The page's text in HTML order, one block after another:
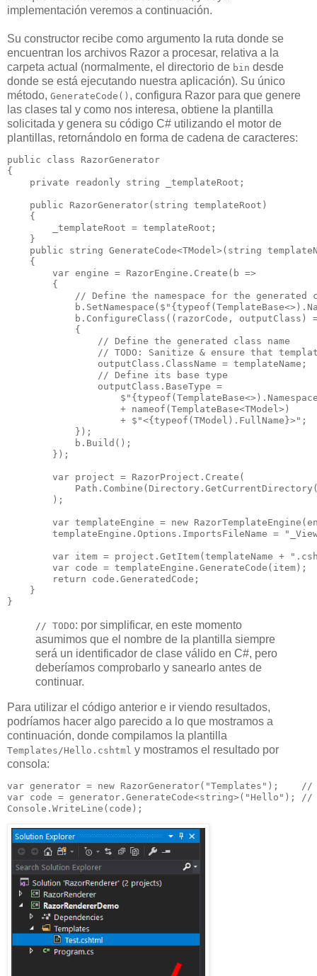
implementación veremos a continuación.
Su constructor recibe como argumento la ruta donde se
encuentran los archivos Razor a procesar, relativa a la
carpeta actual (normalmente, el directorio de bin desde
donde se está ejecutando nuestra aplicación). Su único
método, GenerateCode() , configura Razor para que genere
las clases tal y como nos interesa, obtiene la plantilla
solicitada y genera su código C# utilizando el motor de
plantillas, retornándolo en forma de cadena de caracteres:
public class RazorGenerator
{
private
readonly string _templateRoot;
public RazorGenerator( string templateRoot)
    {
        _templateRoot = templateRoot;
    }
public
string GenerateCode<TModel>( string
    {
var engine = RazorEngine.Create(b =>
        {
// Define the namespace for the generated
            b.SetNamespace($
b.ConfigureClass((razorCode, outputClass)
            {
// Define the generated class name
// TODO: Sanitize & ensure that
                outputClass.ClassName = templateName;
// Define its base type
                outputClass.BaseType =
                    $
                    + nameof(TemplateBase<TModel>)
                    + $
"<{typeof(TModel).FullName}>" ;
            });
            b.Build();
        });
var project = RazorProject.Create(
        );
var templateEngine = new
        templateEngine.Options.ImportsFileName =
var item = project.GetItem(templateName +
var code = templateEngine.GenerateCode(item);
return code.GeneratedCode;
    }
}
// TODO: por simplificar, en este momento
asumimos que el nombre de la plantilla siempre
será un identificador de clase válido en C#, pero
deberíamos comprobarlo y sanearlo antes de
continuar.
Para utilizar el código anterior e ir viendo resultados,
podríamos hacer algo parecido a lo que mostramos a
continuación, donde compilamos la plantilla
Templates/Hello.cshtml y mostramos el resultado por
consola:
var generator = new RazorGenerator( "Templates" ); //
var code = generator.GenerateCode<string>( "Hello" ); //
Console.WriteLine(code);